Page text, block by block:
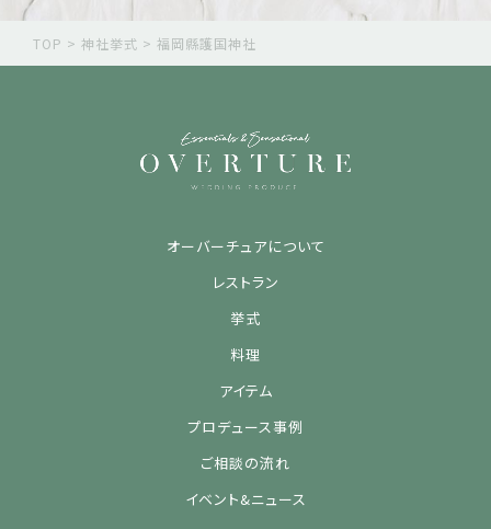
TOP > 神社挙式 > 福岡縣護国神社
オーバーチュアについて
レストラン
挙式
料理
アイテム
プロデュース事例
ご相談の流れ
イベント&ニュース